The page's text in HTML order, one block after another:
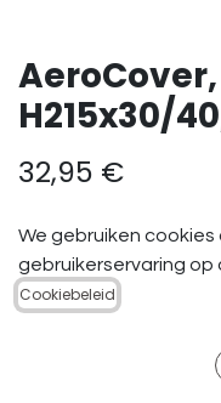
H215x30/
32,95 €
We gebruiken
gebruikerservaring
Cookiebeleid